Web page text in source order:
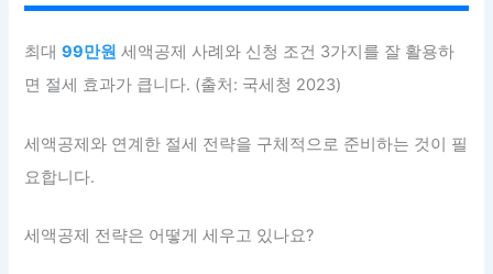
최대99만원 세액공제 사례와 신청 조건 3가지를 잘 활용하
면 절세 효과가 큽니다. (출처: 국세청 2023)
세액공제와 연계한 절세 전략을 구체적으로 준비하는 것이 필
요합니다.
세액공제 전략은 어떻게 세우고 있나요?